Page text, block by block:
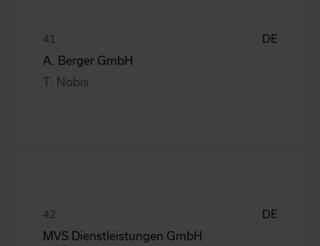
DE
A. Berger GmbH
T. Nobis
DE
MVS Dienstleistungen GmbH